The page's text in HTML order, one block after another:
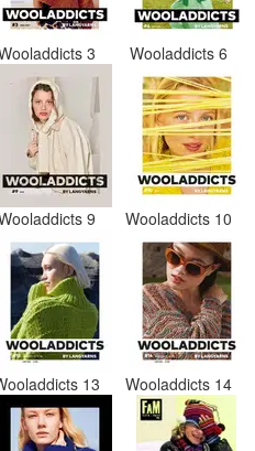
3 Wooladdicts 6
9 Wooladdicts 10
13 Wooladdicts 14